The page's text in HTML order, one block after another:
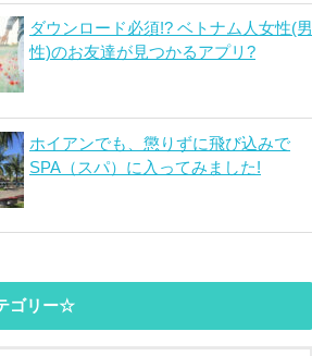
ダウンロード必須!? ベトナム人女性(男
性)のお友達が見つかるアプリ?
ホイアンでも、懲りずに飛び込みで
SPA（スパ）に入ってみました!
ゴリー☆